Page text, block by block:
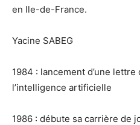
en Ile-de-France.
Yacine SABEG
1984 : lancement d’une lettre
l’intelligence artificielle
1986 : débute sa carrière de